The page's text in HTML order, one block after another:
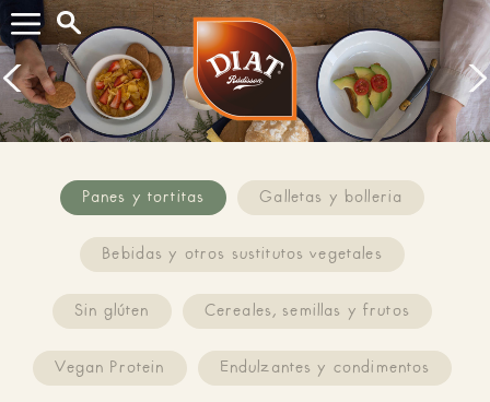
Prev Next
Buscar...
Panes y tortitas Galletas y bolleria
Bebidas y otros sustitutos vegetales
Sin glúten Cereales, semillas y frutos
Vegan Protein Endulzantes y condimentos